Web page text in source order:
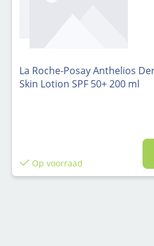
La Roche-Posay Anthelios
Skin Lotion SPF 50+ 200 ml
Op voorraad